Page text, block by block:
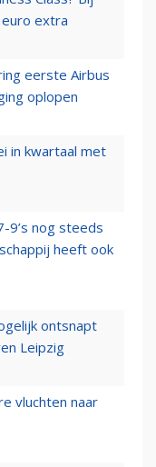
extra
eerste Airbus
oplopen
in kwartaal met
9’s nog steeds
heeft ook
ontsnapt
Leipzig
vluchten naar